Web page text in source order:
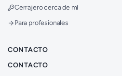
Cerrajero cerca de mí
Para profesionales
CONTACTO
CONTACTO